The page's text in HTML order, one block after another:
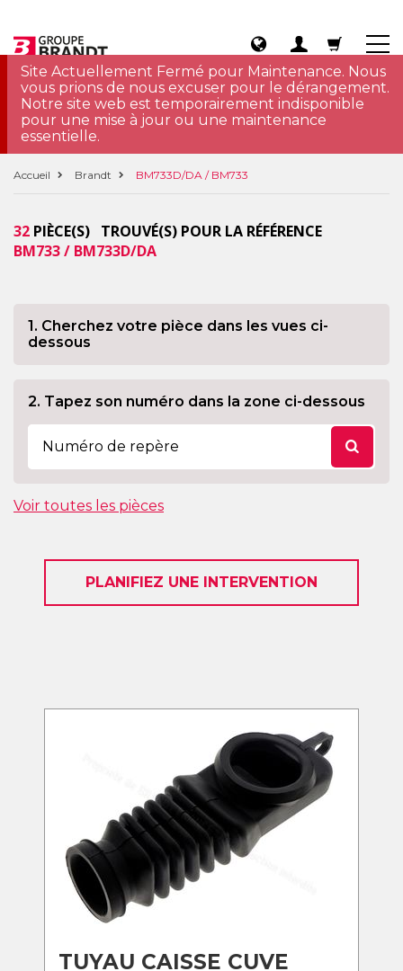
Site Actuellement Fermé pour Maintenance. Nous
vous prions de nous excuser pour le dérangement.
Notre site web est temporairement indisponible
pour une mise à jour ou une maintenance
essentielle.
Accueil Brandt BM733D/DA / BM733
32 PIÈCE(S) TROUVÉ(S) POUR LA RÉFÉRENCE
BM733 / BM733D/DA
1. Cherchez votre pièce dans les vues ci-
dessous
2. Tapez son numéro dans la zone ci-dessous
Voir toutes les pièces
PLANIFIEZ UNE INTERVENTION
TUYAU CAISSE CUVE